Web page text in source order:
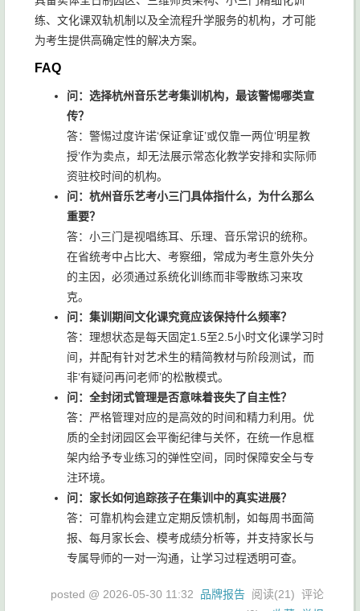
练、文化课双轨机制以及全流程升学服务的机构，才可能
为考生提供高确定性的解决方案。
FAQ
问：选择杭州音乐艺考集训机构，最该警惕哪类宣
传？
答：警惕过度许诺‘保证拿证’或仅靠一两位‘明星教
授’作为卖点，却无法展示常态化教学安排和实际师
资驻校时间的机构。
问：杭州音乐艺考小三门具体指什么，为什么那么
重要？
答：小三门是视唱练耳、乐理、音乐常识的统称。
在省统考中占比大、考察细，常成为考生意外失分
的主因，必须通过系统化训练而非零散练习来攻
克。
问：集训期间文化课究竟应该保持什么频率？
答：理想状态是每天固定1.5至2.5小时文化课学习时
间，并配有针对艺术生的精简教材与阶段测试，而
非‘有疑问再问老师’的松散模式。
问：全封闭式管理是否意味着丧失了自主性？
答：严格管理对应的是高效的时间和精力利用。优
质的全封闭园区会平衡纪律与关怀，在统一作息框
架内给予专业练习的弹性空间，同时保障安全与专
注环境。
问：家长如何追踪孩子在集训中的真实进展？
答：可靠机构会建立定期反馈机制，如每周书面简
报、每月家长会、模考成绩分析等，并支持家长与
专属导师的一对一沟通，让学习过程透明可查。
posted @ 2026-05-30 11:32 品牌报告 阅读(21) 评论